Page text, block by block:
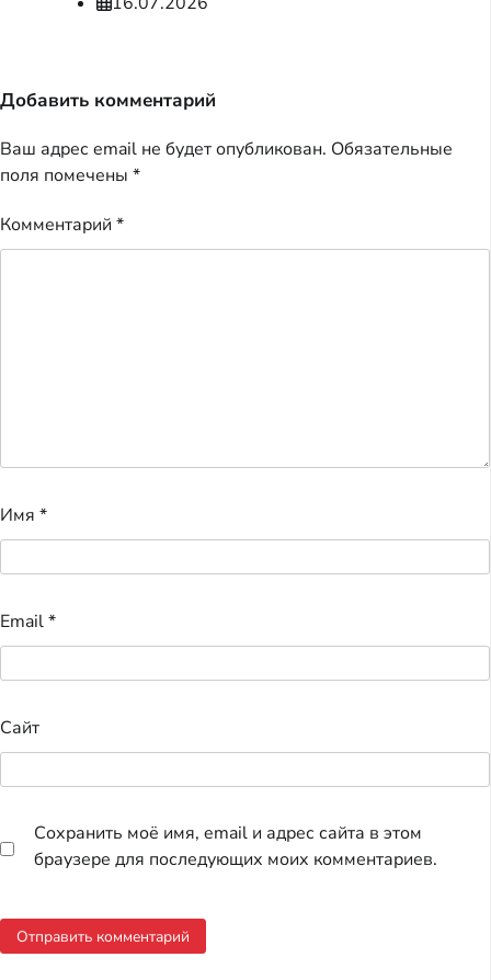
Добавить комментарий
Ваш адрес email не будет опубликован. Обязательные
поля помечены *
Комментарий *
Имя *
Email*
Сайт
Сохранить моё имя, email и адрес сайта в этом
браузере для последующих моих комментариев.